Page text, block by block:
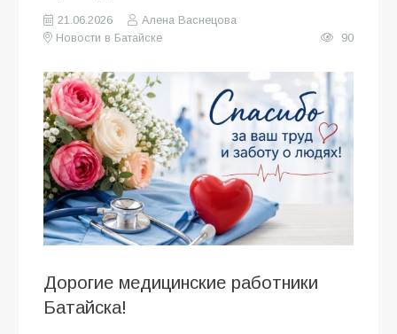
21.06.2026
Алена Васнецова
Новости в Батайске
90
Дорогие медицинские работники
Батайска!